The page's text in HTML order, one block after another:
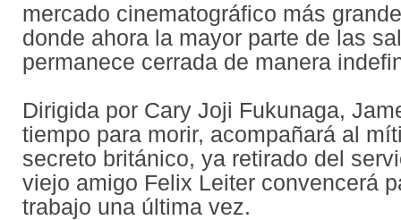
mercado cinematográfico más
donde ahora la mayor parte de las
permanece cerrada de manera
Dirigida por Cary Joji Fukunaga,
tiempo para morir, acompañará al
secreto británico, ya retirado del
viejo amigo Felix Leiter convencerá
trabajo una última vez.